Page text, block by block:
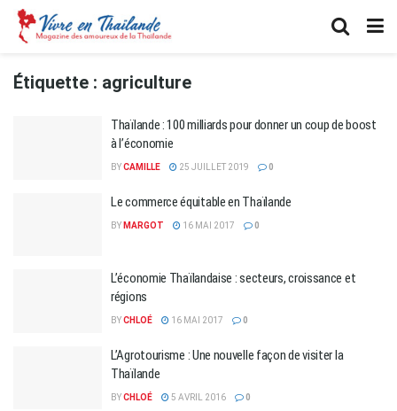
Étiquette : agriculture
Thaïlande : 100 milliards pour donner un coup de boost
à l’économie
BYCAMILLE 25 JUILLET 2019 0
Le commerce équitable en Thaïlande
BY MARGOT 16 MAI 2017 0
L’économie Thaïlandaise : secteurs, croissance et
régions
BYCHLOÉ 16 MAI 2017 0
L’Agrotourisme : Une nouvelle façon de visiter la
Thaïlande
BYCHLOÉ 5 AVRIL 2016 0